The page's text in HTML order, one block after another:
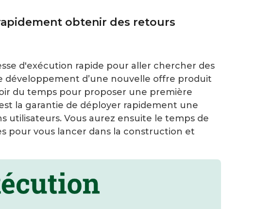
obtenir des retours
d'exécution rapide pour aller chercher des
développement d’une nouvelle offre produit
du temps pour proposer une première
la garantie de déployer rapidement une
utilisateurs. Vous aurez ensuite le temps de
pour vous lancer dans la construction et